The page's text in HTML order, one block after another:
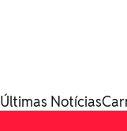
Últimas Notícias